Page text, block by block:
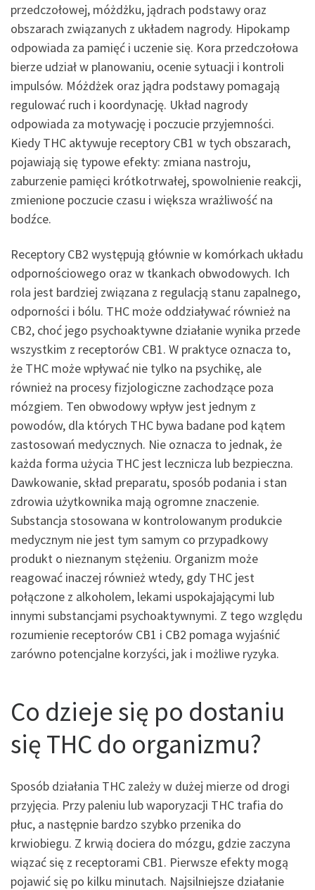
przedczołowej, móżdżku, jądrach podstawy oraz
obszarach związanych z układem nagrody. Hipokamp
odpowiada za pamięć i uczenie się. Kora przedczołowa
bierze udział w planowaniu, ocenie sytuacji i kontroli
impulsów. Móżdżek oraz jądra podstawy pomagają
regulować ruch i koordynację. Układ nagrody
odpowiada za motywację i poczucie przyjemności.
Kiedy THC aktywuje receptory CB1 w tych obszarach,
pojawiają się typowe efekty: zmiana nastroju,
zaburzenie pamięci krótkotrwałej, spowolnienie reakcji,
zmienione poczucie czasu i większa wrażliwość na
bodźce.
Receptory CB2 występują głównie w komórkach układu
odpornościowego oraz w tkankach obwodowych. Ich
rola jest bardziej związana z regulacją stanu zapalnego,
odporności i bólu. THC może oddziaływać również na
CB2, choć jego psychoaktywne działanie wynika przede
wszystkim z receptorów CB1. W praktyce oznacza to,
że THC może wpływać nie tylko na psychikę, ale
również na procesy fizjologiczne zachodzące poza
mózgiem. Ten obwodowy wpływ jest jednym z
powodów, dla których THC bywa badane pod kątem
zastosowań medycznych. Nie oznacza to jednak, że
każda forma użycia THC jest lecznicza lub bezpieczna.
Dawkowanie, skład preparatu, sposób podania i stan
zdrowia użytkownika mają ogromne znaczenie.
Substancja stosowana w kontrolowanym produkcie
medycznym nie jest tym samym co przypadkowy
produkt o nieznanym stężeniu. Organizm może
reagować inaczej również wtedy, gdy THC jest
połączone z alkoholem, lekami uspokajającymi lub
innymi substancjami psychoaktywnymi. Z tego względu
rozumienie receptorów CB1 i CB2 pomaga wyjaśnić
zarówno potencjalne korzyści, jak i możliwe ryzyka.
Co dzieje się po dostaniu
się THC do organizmu?
Sposób działania THC zależy w dużej mierze od drogi
przyjęcia. Przy paleniu lub waporyzacji THC trafia do
płuc, a następnie bardzo szybko przenika do
krwiobiegu. Z krwią dociera do mózgu, gdzie zaczyna
wiązać się z receptorami CB1. Pierwsze efekty mogą
pojawić się po kilku minutach. Najsilniejsze działanie